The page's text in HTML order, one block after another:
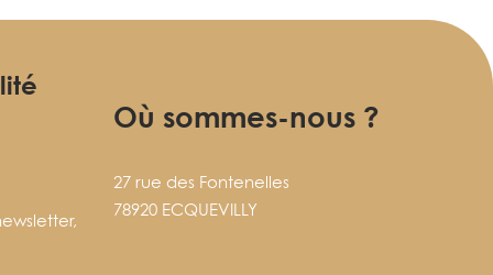
Où sommes-nous ?
27 rue des Fontenelles
78920 ECQUEVILLY